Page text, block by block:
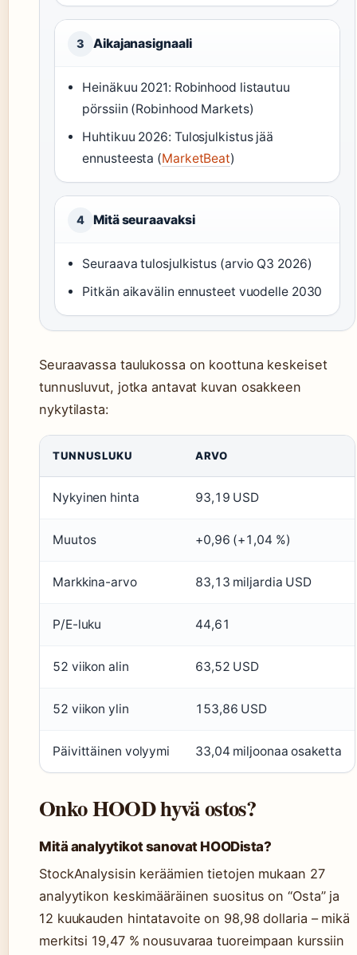
3 Aikajanasignaali
Heinäkuu 2021: Robinhood listautuu
pörssiin (Robinhood Markets)
Huhtikuu 2026: Tulosjulkistus jää
ennusteesta (MarketBeat)
4 Mitä seuraavaksi
Seuraava tulosjulkistus (arvio Q3 2026)
Pitkän aikavälin ennusteet vuodelle 2030
Seuraavassa taulukossa on koottuna keskeiset
tunnusluvut, jotka antavat kuvan osakkeen
nykytilasta:
TUNNUSLUKU ARVO
Nykyinen hinta 93,19 USD
Muutos +0,96 (+1,04 %)
Markkina-arvo 83,13 miljardia USD
P/E-luku 44,61
52 viikon alin 63,52 USD
52 viikon ylin 153,86 USD
Päivittäinen volyymi 33,04 miljoonaa osaketta
Onko HOOD hyvä ostos?
Mitä analyytikot sanovat HOODista?
StockAnalysisin keräämien tietojen mukaan 27
analyytikon keskimääräinen suositus on “Osta” ja
12 kuukauden hintatavoite on 98,98 dollaria – mikä
merkitsi 19,47 % nousuvaraa tuoreimpaan kurssiin